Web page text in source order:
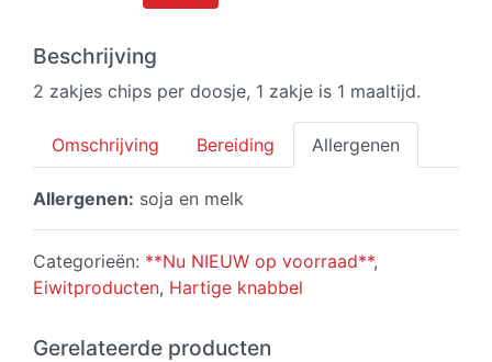
zakjes)
aantal
Beschrijving
2 zakjes chips per doosje, 1 zakje is 1 maaltijd.
Omschrijving Bereiding Allergenen
Allergenen: soja en melk
Categorieën: **Nu NIEUW op voorraad**,
Eiwitproducten, Hartige knabbel
Gerelateerde producten